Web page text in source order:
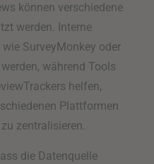
können verschiedene
werden. Interne
SurveyMonkey oder
während Tools
helfen,
Plattformen
zentralisieren.
die Datenquelle